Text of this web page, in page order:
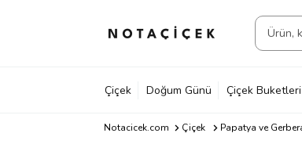
Çiçek Doğum Günü Çiçek Buketleri
Notacicek.com Çiçek Papatya ve